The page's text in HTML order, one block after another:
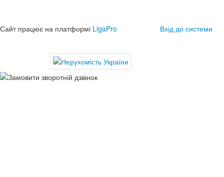
Сайт працює на платформі LigaPro Вхід до системи